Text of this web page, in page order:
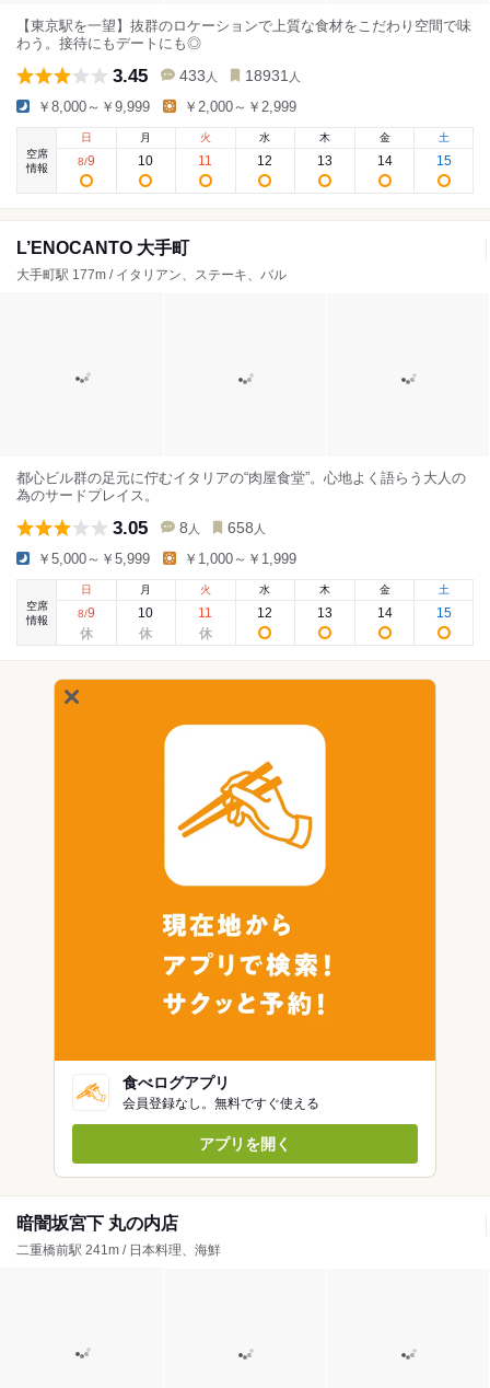
【東京駅を一望】抜群のロケーションで上質な食材をこだわり空間で味
わう。接待にもデートにも◎
3.45 433 人 18931 人
￥8,000～￥9,999 ￥2,000～￥2,999
空席
情報
日
8/9
月
10
火
11
水
12
木
13
金
14
土
15
L’ENOCANTO 大手町
大手町駅 177m / イタリアン、ステーキ、バル
都心ビル群の足元に佇むイタリアの“肉屋食堂”。心地よく語らう大人の
為のサードプレイス。
3.05 8 人 658 人
￥5,000～￥5,999 ￥1,000～￥1,999
空席
情報
日
8/9
月
10
火
11
水
12
木
13
金
14
土
15
食べログアプリ
会員登録なし。無料ですぐ使える
アプリを開く
暗闇坂宮下 丸の内店
二重橋前駅 241m / 日本料理、海鮮